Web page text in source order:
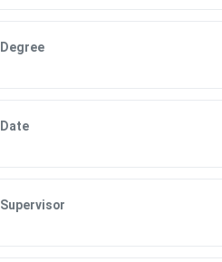
Degree
Date
Supervisor